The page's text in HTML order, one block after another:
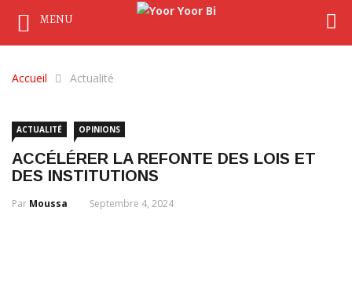
Accueil Actualité
ACTUALITÉ OPINIONS
ACCÉLÉRER LA REFONTE DES LOIS ET
DES INSTITUTIONS
Par Moussa Septembre 4, 2024
MENU